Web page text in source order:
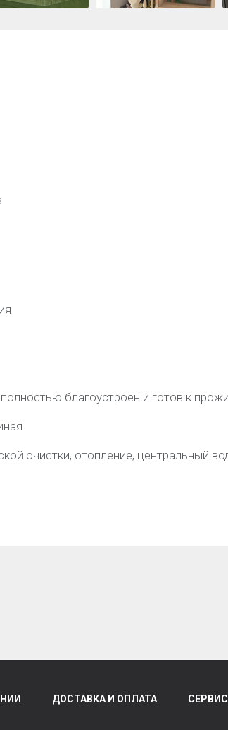
благоустроен и готов к
очистки, отопление, центральный
ДОСТАВКА И ОПЛАТА